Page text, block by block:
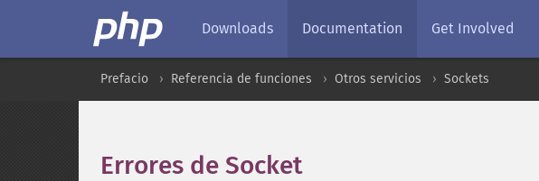
Downloads Documentation Get Involved
Prefacio Referencia de funciones Otros servicios Sockets
Errores de Socket